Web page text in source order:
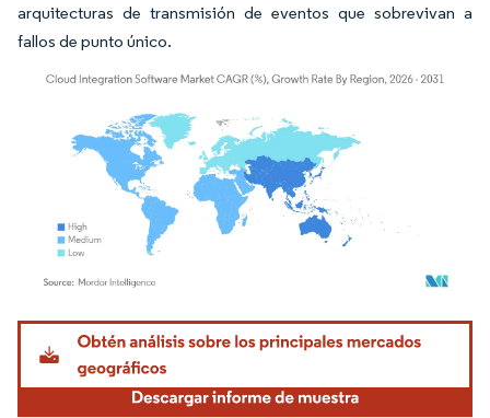
arquitecturas de transmisión de eventos que sobrevivan a
fallos de punto único.
Imagen © Mordor Intelligence. El uso requiere atribución según CC BY 4.0.